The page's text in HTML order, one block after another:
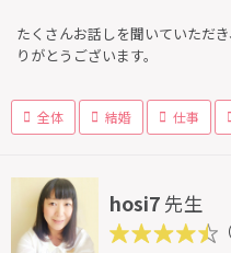
たくさんお話しを聞いていただ
りがとうございます。
全体 結婚 仕事
hosi7 先生